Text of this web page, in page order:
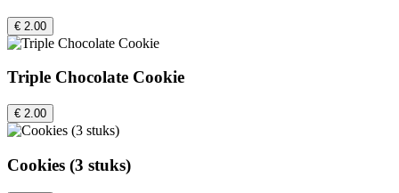
€ 2.00
Triple Chocolate Cookie
€ 2.00
Cookies (3 stuks)